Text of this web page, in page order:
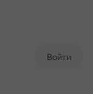
Войти